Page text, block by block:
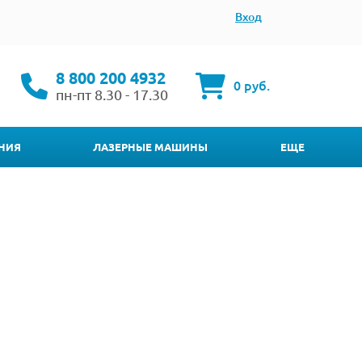
Вход
8 800 200 4932
пн-пт 8.30 - 17.30
0 руб.
ЛАЗЕРНЫЕ МАШИНЫ ЕЩЕ